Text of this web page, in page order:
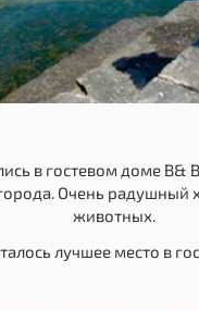
в гостевом доме B&
Очень радушный
животных.
лучшее место в